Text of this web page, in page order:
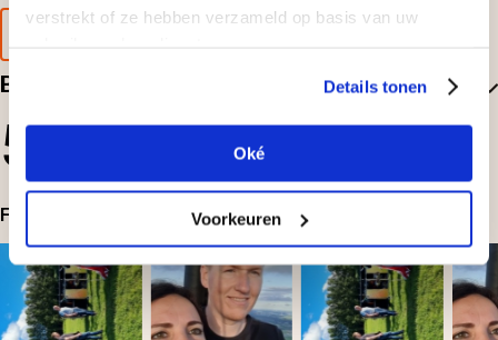
verstrekt of ze hebben verzameld op basis van uw
Details tonen
Oké
Voorkeuren
Beoordelingen
5
Foto's bij beoordelingen